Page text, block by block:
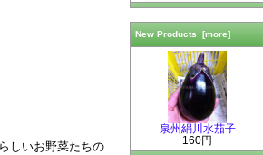
しいお野菜たちの
New Products [more]
泉州絹川水茄子
160円